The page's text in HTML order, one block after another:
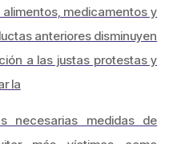
medicamentos y
anteriores disminuyen
a las justas protestas y
la
necesarias medidas de